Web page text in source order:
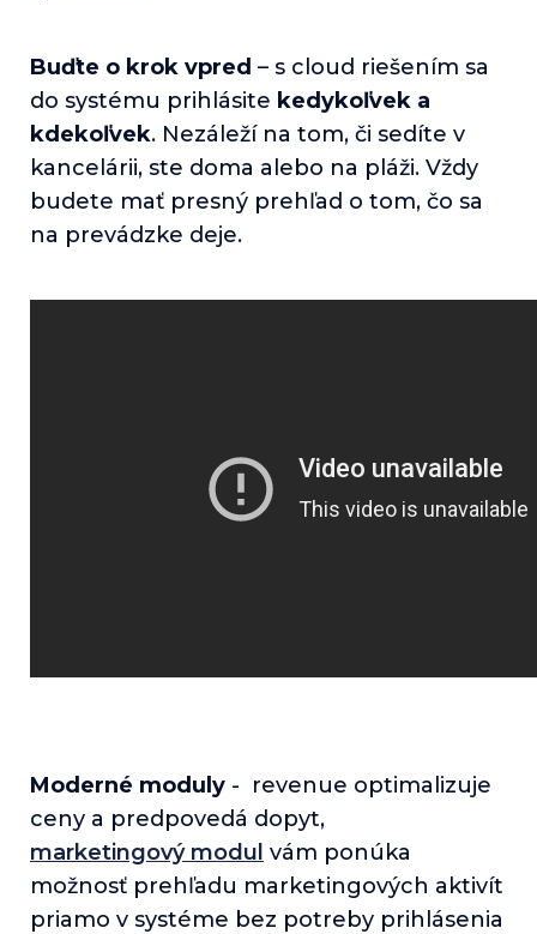
Buďte o krok vpred – s cloud riešením sa
do systému prihlásite kedykoľvek a
kdekoľvek. Nezáleží na tom, či sedíte v
kancelárii, ste doma alebo na pláži. Vždy
budete mať presný prehľad o tom, čo sa
na prevádzke deje.
Moderné moduly - revenue optimalizuje
ceny a predpovedá dopyt,
marketingový modul vám ponúka
možnosť prehľadu marketingových aktivít
priamo v systéme bez potreby prihlásenia